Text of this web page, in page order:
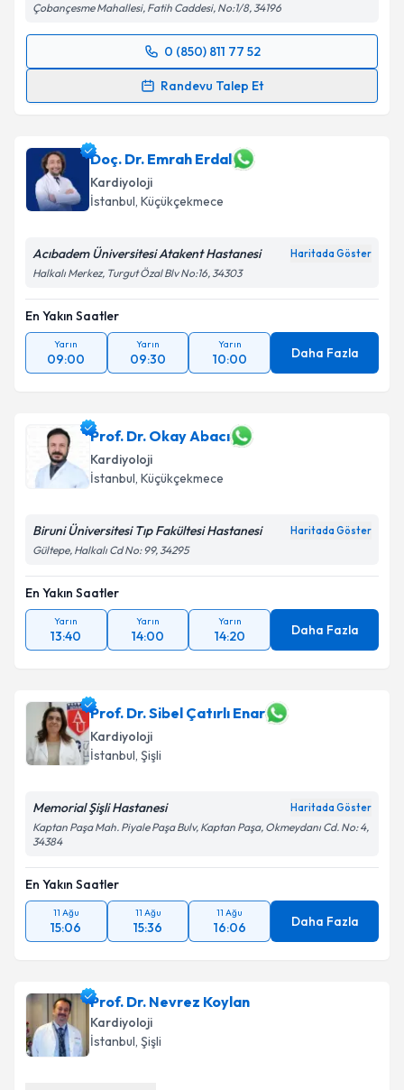
Çobançesme Mahallesi, Fatih Caddesi, No:1/8, 34196
0 (850) 811 77 52
Randevu Talep Et
Randevu Takvimi Talebi
randevu almanız için bir takvim hazırlandığında e-
posta ile bilgilendireceğiz.
E-posta Adresiniz
Kişisel verilerimin işlenmesine ilişkinAydınlatma
Metni
kapsamda işlenmesini kabul ediyorum.
Doç. Dr. Emrah Erdal
Kardiyoloji
İstanbul, Küçükçekmece
Acıbadem Üniversitesi Atakent Hastanesi Haritada Göster
Halkalı Merkez, Turgut Özal Blv No:16, 34303
En Yakın Saatler
Yarın
09:00
Yarın
09:30
Yarın
10:00 Daha Fazla
Prof. Dr. Okay Abacı
Kardiyoloji
İstanbul, Küçükçekmece
Biruni Üniversitesi Tıp Fakültesi Hastanesi Haritada Göster
Gültepe, Halkalı Cd No: 99, 34295
En Yakın Saatler
Yarın
13:40
Yarın
14:00
Yarın
14:20 Daha Fazla
Prof. Dr. Sibel Çatırlı Enar
Kardiyoloji
İstanbul, Şişli
Memorial Şişli Hastanesi Haritada Göster
Kaptan Paşa Mah. Piyale Paşa Bulv, Kaptan Paşa, Okmeydanı Cd. No: 4,
34384
En Yakın Saatler
11 Ağu
15:06
11 Ağu
15:36
11 Ağu
16:06 Daha Fazla
Prof. Dr. Nevrez Koylan
Kardiyoloji
İstanbul, Şişli